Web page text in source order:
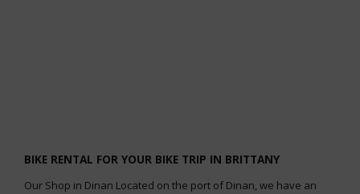
BIKE RENTAL FOR YOUR BIKE TRIP IN BRITTANY
Our Shop in Dinan Located on the port of Dinan, we have an